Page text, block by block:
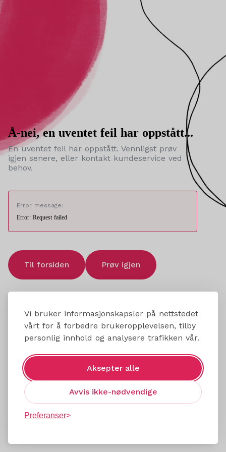
Vi bruker informasjonskapsler på nettstedet
vårt for å forbedre brukeropplevelsen, tilby
personlig innhold og analysere trafikken vår.
Aksepter alle
Avvis ikke-nødvendige
Preferanser
Å-nei, en uventet feil har oppstått...
En uventet feil har oppstått. Vennligst prøv
igjen senere, eller kontakt kundeservice ved
behov.
Error message:
Error: Request failed
Til forsiden Prøv igjen